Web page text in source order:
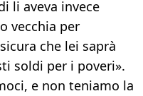
li aveva invece
vecchia per
che lei saprà
soldi per i poveri».
e non teniamo la